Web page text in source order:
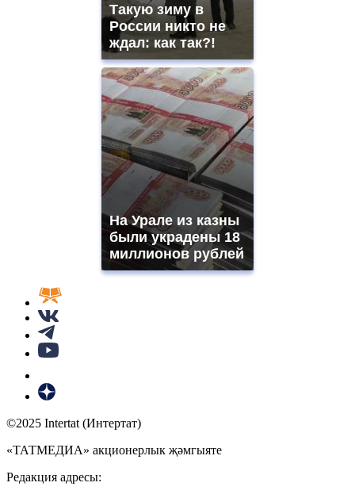
Такую зиму в
России никто не
ждал: как так?!
На Урале из казны
были украдены 18
миллионов рублей
©2025 Intertat (Интертат)
«ТАТМЕДИА» акционерлык җәмгыяте
Редакция адресы: